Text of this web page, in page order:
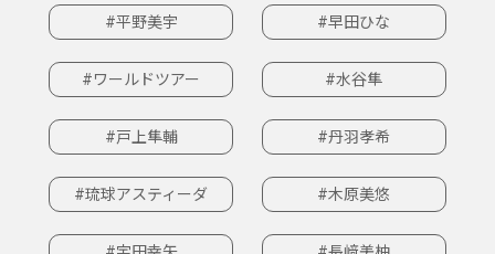
#平野美宇 #早田ひな
#ワールドツアー #水谷隼
#戸上隼輔 #丹羽孝希
#琉球アスティーダ #木原美悠